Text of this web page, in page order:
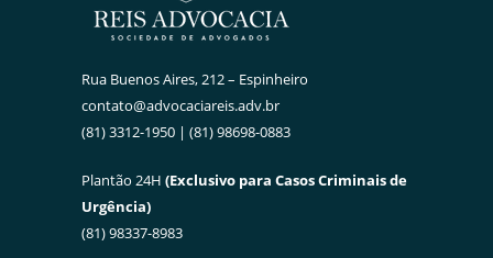
Rua Buenos Aires, 212 – Espinheiro
contato@advocaciareis.adv.br
(81) 3312-1950 | (81) 98698-0883
Plantão 24H (Exclusivo para Casos Criminais de
Urgência)
(81) 98337-8983